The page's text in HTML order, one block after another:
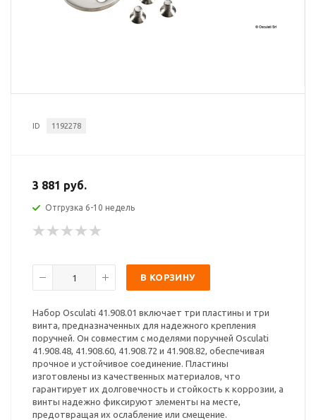
ID 1192278
3 881 руб.
Отгрузка 6-10 недель
В КОРЗИНУ
Набор Osculati 41.908.01 включает три пластины и три
винта, предназначенных для надежного крепления
поручней. Он совместим с моделями поручней Osculati
41.908.48, 41.908.60, 41.908.72 и 41.908.82, обеспечивая
прочное и устойчивое соединение. Пластины
изготовлены из качественных материалов, что
гарантирует их долговечность и стойкость к коррозии, а
винты надежно фиксируют элементы на месте,
предотвращая их ослабление или смещение.